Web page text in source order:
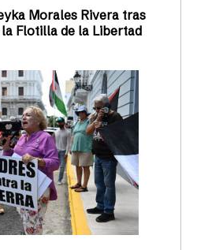
Morales Rivera tras
Flotilla de la Libertad